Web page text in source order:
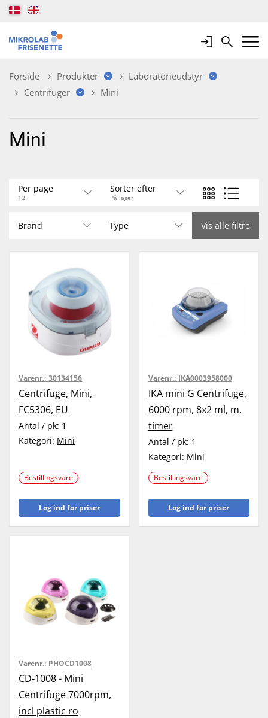
LoginSearchMobile
Forside Produkter
Laboratorieudstyr
Centrifuger
Mini
Mini
Per page
12
Sorter efter
På lager
Brand Type Vis alle filtre
Varenr.: 30134156
Centrifuge, Mini,
FC5306, EU
Antal / pk: 1
Kategori: Mini
Bestillingsvare
Log ind for priser
Varenr.: IKA0003958000
IKA mini G Centrifuge,
6000 rpm, 8x2 ml, m.
timer
Antal / pk: 1
Kategori: Mini
Bestillingsvare
Log ind for priser
Varenr.: PHOCD1008
CD-1008 - Mini
Centrifuge 7000rpm,
incl plastic ro